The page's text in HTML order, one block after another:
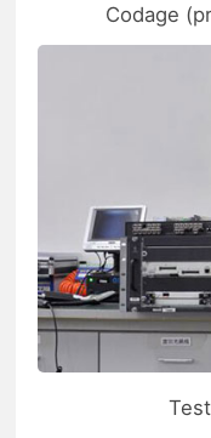
Codage